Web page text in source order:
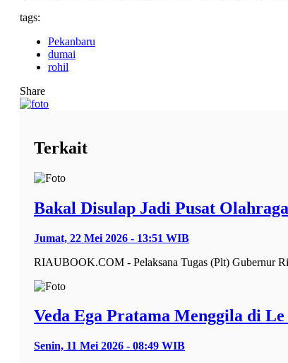
tags:
Pekanbaru
dumai
rohil
Share
Terkait
Bakal Disulap Jadi Pusat
Jumat, 22 Mei 2026 - 13:51 WIB
RIAUBOOK.COM - Pelaksana Tugas (Plt) Gubernur
Veda Ega Pratama Menggila di
Senin, 11 Mei 2026 - 08:49 WIB